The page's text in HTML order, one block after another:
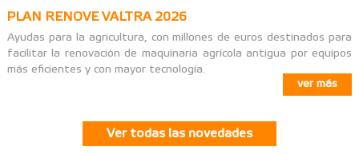
PLAN RENOVE VALTRA 2026
Ayudas para la agricultura, con millones de euros destinados para
facilitar la renovación de maquinaria agrícola antigua por equipos
más eficientes y con mayor tecnología.
ver más
Ver todas las novedades